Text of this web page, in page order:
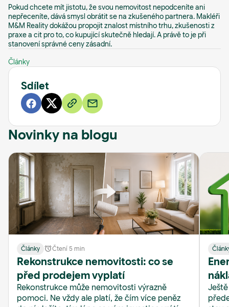
Pokud chcete mít jistotu, že svou nemovitost nepodceníte ani
nepřeceníte, dává smysl obrátit se na zkušeného partnera. Makléři
M&M Reality dokážou propojit znalost místního trhu, zkušenosti z
praxe a cit pro to, co kupující skutečně hledají. A právě to je při
stanovení správné ceny zásadní.
Články
Sdílet
Novinky na blogu
Články Čtení 5 min
Rekonstrukce nemovitosti: co se
před prodejem vyplatí
Rekonstrukce může nemovitosti výrazně
pomoci. Ne vždy ale platí, že čím více peněz